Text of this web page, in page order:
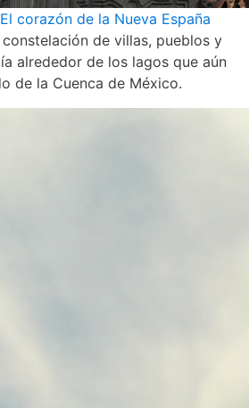
corazón de la Nueva España
constelación de villas, pueblos y
alrededor de los lagos que aún
de la Cuenca de México.